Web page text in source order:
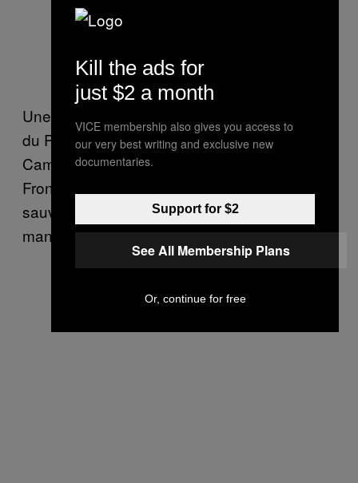
Le Pen parlent à un manifestant.
Une semaine plus tôt, le Premier secrétaire
du Parti socialiste Jean-Christophe
Cambadélis avaitdénoncé
Front national dans les manifestations
sauvages et nocturnes de policiers. Les
manifestants contestent un tel pilotage.
Kill the ads for
just $2 a month
VICE membership also gives you access to
our very best writing and exclusive new
documentaries.
Support for $2
See All Membership Plans
Or, continue for free